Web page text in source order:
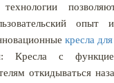
опыт
кресла
Кресла с
откидываться